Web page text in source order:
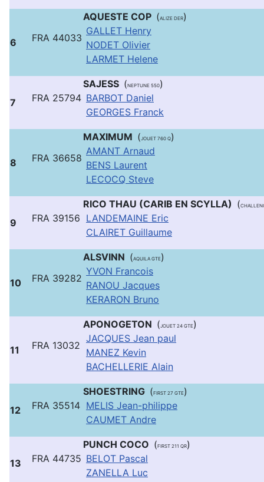
6 FRA 44033
AQUESTE COP (ALIZE DER)
GALLET Henry
NODET Olivier
LARMET Helene
7 FRA 25794
SAJESS (NEPTUNE 550)
BARBOT Daniel
GEORGES Franck
8 FRA 36658
MAXIMUM (JOUET 760 Q)
AMANT Arnaud
BENS Laurent
LECOCQ Steve
9 FRA 39156
RICO THAU (CARIB EN SCYLLA) (
LANDEMAINE Eric
CLAIRET Guillaume
10 FRA 39282
ALSVINN (AQUILA GTE)
YVON Francois
RANOU Jacques
KERARON Bruno
11 FRA 13032
APONOGETON (JOUET 24 GTE)
JACQUES Jean paul
MANEZ Kevin
BACHELLERIE Alain
12 FRA 35514
SHOESTRING (FIRST 27 GTE)
MELIS Jean-philippe
CAUMET Andre
13 FRA 44735
PUNCH COCO (FIRST 211 QR)
BELOT Pascal
ZANELLA Luc